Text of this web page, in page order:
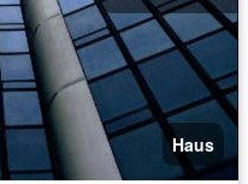
Haus